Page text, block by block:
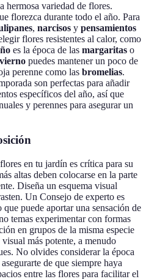
hermosa variedad de flores.
florezca durante todo el año. Para
, narcisos y pensamientos
flores resistentes al calor, como
es la época de las margaritas o
puedes mantener un poco de
perenne como las bromelias.
son perfectas para añadir
específicos del año, así que
y perennes para asegurar un
en tu jardín es crítica para su
altas deben colocarse en la parte
Diseña un esquema visual
Un Consejo de experto es
puede aportar una sensación de
temas experimentar con formas
en grupos de la misma especie
más potente, a menudo
No olvides considerar la época
de que siempre haya
entre las flores para facilitar el